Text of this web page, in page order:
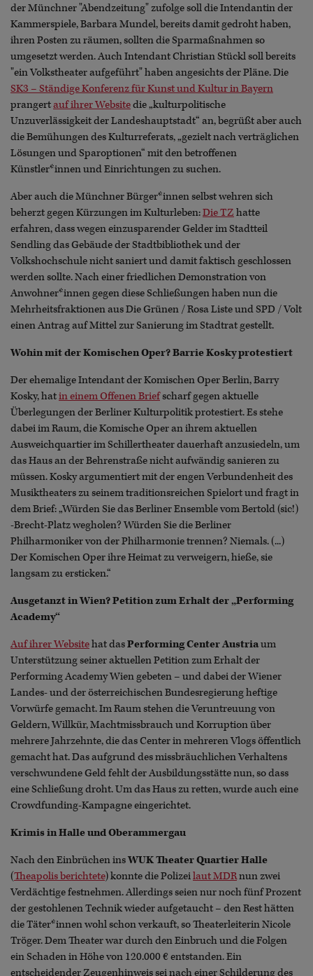
der Münchner "Abendzeitung" zufolge soll die Intendantin der
Kammerspiele, Barbara Mundel, bereits damit gedroht haben,
ihren Posten zu räumen, sollten die Sparmaßnahmen so
umgesetzt werden. Auch Intendant Christian Stückl soll bereits
"ein Volkstheater aufgeführt" haben angesichts der Pläne. Die
SK3 – Ständige Konferenz für Kunst und Kultur in Bayern
prangertauf ihrer Websitedie „kulturpolitische
Unzuverlässigkeit der Landeshauptstadt“ an, begrüßt aber auch
die Bemühungen des Kulturreferats, „gezielt nach verträglichen
Lösungen und Sparoptionen“ mit den betroffenen
Künstler*innen und Einrichtungen zu suchen.
Aber auch die Münchner Bürger*innen selbst wehren sich
beherzt gegen Kürzungen im Kulturleben:Die TZ hatte
erfahren, dass wegen einzusparender Gelder im Stadtteil
Sendling das Gebäude der Stadtbibliothek und der
Volkshochschule nicht saniert und damit faktisch geschlossen
werden sollte. Nach einer friedlichen Demonstration von
Anwohner*innen gegen diese Schließungen haben nun die
Mehrheitsfraktionen aus Die Grünen / Rosa Liste und SPD / Volt
einen Antrag auf Mittel zur Sanierung im Stadtrat gestellt.
Wohin mit der Komischen Oper? Barrie Kosky protestiert
Der ehemalige Intendant der Komischen Oper Berlin, Barry
Kosky, hatin einem Offenen Briefscharf gegen aktuelle
Überlegungen der Berliner Kulturpolitik protestiert. Es stehe
dabei im Raum, die Komische Oper an ihrem aktuellen
Ausweichquartier im Schillertheater dauerhaft anzusiedeln, um
das Haus an der Behrenstraße nicht aufwändig sanieren zu
müssen. Kosky argumentiert mit der engen Verbundenheit des
Musiktheaters zu seinem traditionsreichen Spielort und fragt in
dem Brief: „Würden Sie das Berliner Ensemble vom Bertold (sic!)
-Brecht-Platz wegholen? Würden Sie die Berliner
Philharmoniker von der Philharmonie trennen? Niemals. (...)
Der Komischen Oper ihre Heimat zu verweigern, hieße, sie
langsam zu ersticken.“
Ausgetanzt in Wien? Petition zum Erhalt der „Performing
Academy“
Auf ihrer Websitehat dasPerforming Center Austriaum
Unterstützung seiner aktuellen Petition zum Erhalt der
Performing Academy Wien gebeten – und dabei der Wiener
Landes- und der österreichischen Bundesregierung heftige
Vorwürfe gemacht. Im Raum stehen die Veruntreuung von
Geldern, Willkür, Machtmissbrauch und Korruption über
mehrere Jahrzehnte, die das Center in mehreren Vlogs öffentlich
gemacht hat. Das aufgrund des missbräuchlichen Verhaltens
verschwundene Geld fehlt der Ausbildungsstätte nun, so dass
eine Schließung droht. Um das Haus zu retten, wurde auch eine
Crowdfunding-Kampagne eingerichtet.
Krimis in Halle und Oberammergau
Nach den Einbrüchen insWUK Theater Quartier Halle
(Theapolis berichtete) konnte die Polizeilaut MDRnun zwei
Verdächtige festnehmen. Allerdings seien nur noch fünf Prozent
der gestohlenen Technik wieder aufgetaucht – den Rest hätten
die Täter*innen wohl schon verkauft, so Theaterleiterin Nicole
Tröger. Dem Theater war durch den Einbruch und die Folgen
ein Schaden in Höhe von 120.000 € entstanden. Ein
entscheidender Zeugenhinweis sei nach einer Schilderung des